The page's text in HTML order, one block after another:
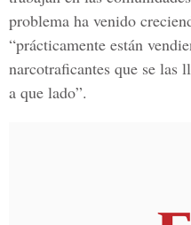
problema ha venido
“prácticamente están
narcotraficantes que se las
a que lado”.